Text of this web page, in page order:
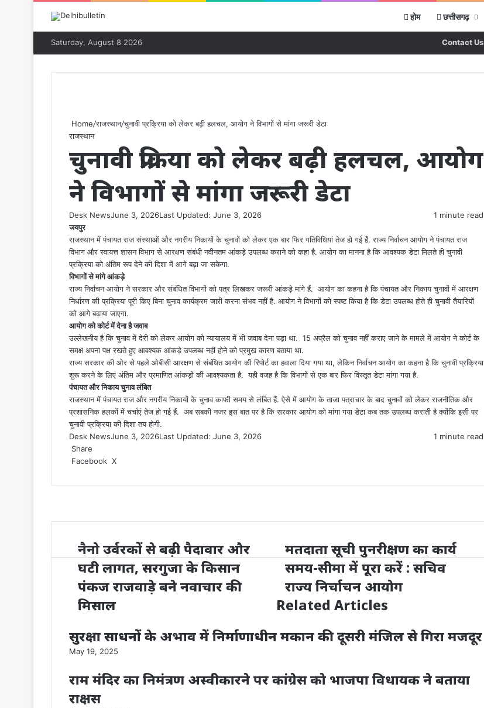
होम छत्तीसगढ़
Saturday, August 8 2026 Contact Us
Home/राजस्थान/चुनावी प्रक्रिया को लेकर बढ़ी हलचल, आयोग ने विभागों से मांगा जरूरी डेटा
राजस्थान
चुनावी प्रक्रिया को लेकर बढ़ी हलचल, आयोग
ने विभागों से मांगा जरूरी डेटा
Desk NewsJune 3, 2026Last Updated: June 3, 2026
1 minute read
जयपुर
राजस्थान में पंचायत राज संस्थाओं और नगरीय निकायों के चुनावों को लेकर एक बार फिर गतिविधियां तेज हो गई हैं. राज्य निर्वाचन आयोग ने पंचायत राज
विभाग और स्वायत्त शासन विभाग से आरक्षण संबंधी नवीनतम आंकड़े उपलब्ध कराने को कहा है. आयोग का मानना है कि आवश्यक डेटा मिलते ही चुनावी
प्रक्रिया को अंतिम रूप देने की दिशा में आगे बढ़ा जा सकेगा.
विभागों से मांगे आंकड़े
राज्य निर्वाचन आयोग ने सरकार और संबंधित विभागों को पत्र लिखकर जरूरी आंकड़े मांगे हैं. आयोग का कहना है कि पंचायत और निकाय चुनावों में आरक्षण
निर्धारण की प्रक्रिया पूरी किए बिना चुनाव कार्यक्रम जारी करना संभव नहीं है. आयोग ने विभागों को स्पष्ट किया है कि डेटा उपलब्ध होते ही चुनावी तैयारियों
को आगे बढ़ाया जाएगा.
आयोग को कोर्ट में देना है जवाब
उल्लेखनीय है कि चुनाव में देरी को लेकर आयोग को न्यायालय में भी जवाब देना पड़ा था. 15 अप्रैल को चुनाव नहीं कराए जाने के मामले में आयोग ने कोर्ट के
समक्ष अपना पक्ष रखते हुए आवश्यक आंकड़े उपलब्ध नहीं होने को प्रमुख कारण बताया था.
राज्य सरकार की ओर से पहले ओबीसी आरक्षण से संबंधित आयोग की रिपोर्ट का हवाला दिया गया था, लेकिन निर्वाचन आयोग का कहना है कि चुनावी प्रक्रिया
शुरू करने के लिए अंतिम और प्रमाणित आंकड़ों की आवश्यकता है. यही वजह है कि विभागों से एक बार फिर विस्तृत डेटा मांगा गया है.
पंचायत और निकाय चुनाव लंबित
राजस्थान में पंचायत राज और नगरीय निकायों के चुनाव काफी समय से लंबित हैं. ऐसे में आयोग के ताजा पत्राचार के बाद चुनावों को लेकर राजनीतिक और
प्रशासनिक हलकों में चर्चाएं तेज हो गई हैं. अब सबकी नजर इस बात पर है कि सरकार आयोग को मांगा गया डेटा कब तक उपलब्ध कराती है क्योंकि इसी पर
चुनावी प्रक्रिया की दिशा तय होगी.
Desk NewsJune 3, 2026Last Updated: June 3, 2026
1 minute read
Share
Facebook X
Email
नैनो उर्वरकों से बढ़ी पैदावार और
घटी लागत, सरगुजा के किसान
पंकज राजवाड़े बने नवाचार की
मिसाल
मतदाता सूची पुनरीक्षण का कार्य
समय-सीमा में पूरा करें : सचिव
राज्य निर्चाचन आयोग
Related Articles
सुरक्षा साधनों के अभाव में निर्माणाधीन मकान की दूसरी मंजिल से गिरा मजदूर
May 19, 2025
राम मंदिर का निमंत्रण अस्वीकारने पर कांग्रेस को भाजपा विधायक ने बताया
राक्षस